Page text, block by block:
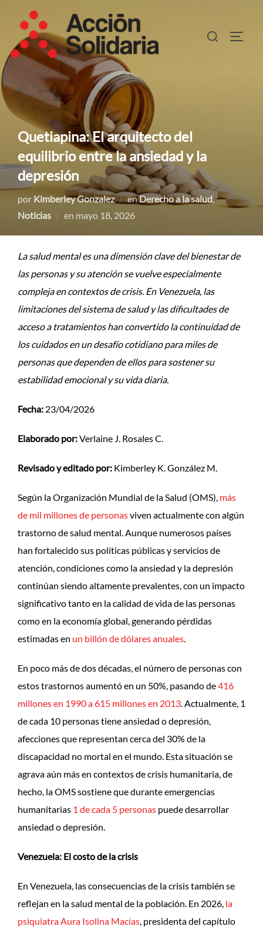
contenido
Buscar:
Quetiapina: El arquitecto del
equilibrio entre la ansiedad y la
depresión
por Kimberley Gonzalez enDerecho a la salud,
Noticias
en Publicado
mayo 18, 2026
La salud mental es una dimensión clave del bienestar de
las personas y su atención se vuelve especialmente
compleja en contextos de crisis. En Venezuela, las
limitaciones del sistema de salud y las dificultades de
acceso a tratamientos han convertido la continuidad de
los cuidados en un desafío cotidiano para miles de
personas que dependen de ellos para sostener su
estabilidad emocional y su vida diaria.
Fecha: 23/04/2026
Elaborado por:Verlaine J. Rosales C.
Revisado y editado por: Kimberley K. González M.
Según la Organización Mundial de la Salud (OMS), más
de mil millones de personasviven actualmente con algún
trastorno de salud mental. Aunque numerosos países
han fortalecido sus políticas públicas y servicios de
atención, condiciones como la ansiedad y la depresión
continúan siendo altamente prevalentes, con un impacto
significativo tanto en la calidad de vida de las personas
como en la economía global, generando pérdidas
estimadas en un billón de dólares anuales.
En poco más de dos décadas, el número de personas con
estos trastornos aumentó en un 50%, pasando de416
millones en 1990 a 615 millones en 2013. Actualmente, 1
de cada 10 personas tiene ansiedad o depresión,
afecciones que representan cerca del 30% de la
discapacidad no mortal en el mundo. Esta situación se
agrava aún más en contextos de crisis humanitaria, de
hecho, la OMS sostiene que durante emergencias
humanitarias 1 de cada 5 personas puede desarrollar
ansiedad o depresión.
Venezuela: El costo de la crisis
En Venezuela, las consecuencias de la crisis también se
reflejan en la salud mental de la población. En 2026, la
psiquiatra Aura Isolina Macías, presidenta del capítulo